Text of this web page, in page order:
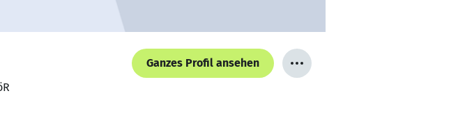
Ganzes Profil ansehen